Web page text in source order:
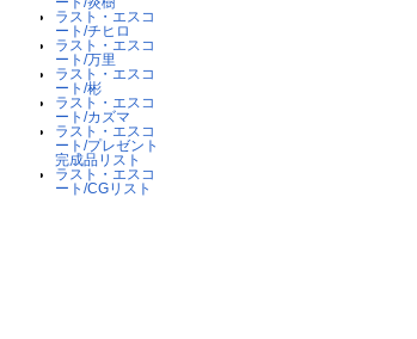
ラスト・エスコ
ート/チヒロ
ラスト・エスコ
ート/万里
ラスト・エスコ
ート/彬
ラスト・エスコ
ート/カズマ
ラスト・エスコ
ート/プレゼント
完成品リスト
ラスト・エスコ
ート/CGリスト